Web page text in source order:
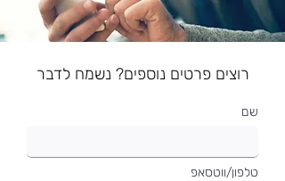
רוצים פרטים נוספים? נשמח לדבר
שם
טלפון/ווטסאפ